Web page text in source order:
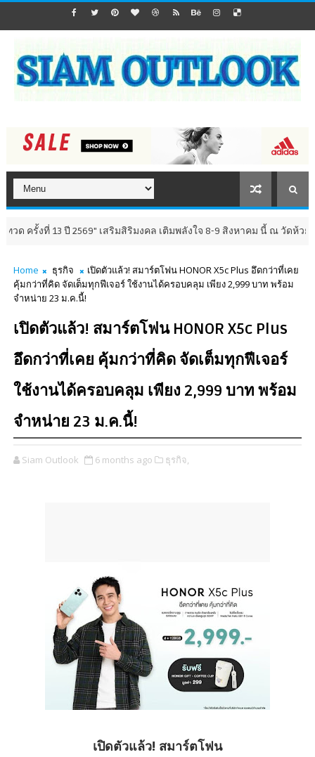
ปี 2569" เสริมสิริมงคล เติมพลังใจ 8-9 สิงหาคม นี้ ณ วัดห้วยมงคล จัง
Home ธุรกิจ
เปิดตัวแล้ว! สมาร์ตโฟน HONOR X5c Plus อึดกว่าที่เคย
คุ้มกว่าที่คิด จัดเต็มทุกฟีเจอร์ ใช้งานได้ครอบคลุม เพียง 2,999 บาท พร้อม
จำหน่าย 23 ม.ค.นี้!
เปิดตัวแล้ว! สมาร์ตโฟน HONOR X5c Plus
อึดกว่าที่เคย คุ้มกว่าที่คิด จัดเต็มทุกฟีเจอร์
ใช้งานได้ครอบคลุม เพียง 2,999 บาท พร้อม
จำหน่าย 23 ม.ค.นี้!
Siam Outlook 6 months ago ธุรกิจ,
เปิดตัวแล้ว! สมาร์ตโฟน